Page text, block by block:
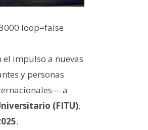
loop=false
impulso a nuevas
y personas
a
(FITU),
.